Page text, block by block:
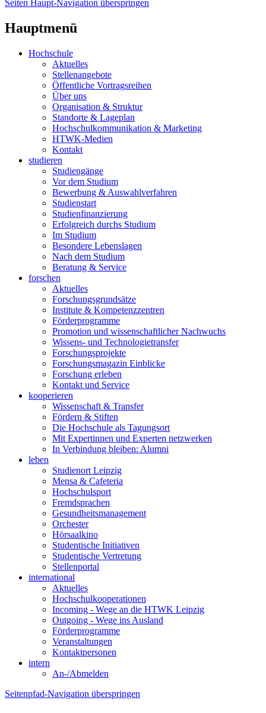
Seiten Haupt-Navigation überspringen
Hauptmenü
Hochschule
Aktuelles
Stellenangebote
Öffentliche Vortragsreihen
Über uns
Organisation & Struktur
Standorte & Lageplan
Hochschulkommunikation & Marketing
HTWK-Medien
Kontakt
studieren
Studiengänge
Vor dem Studium
Bewerbung & Auswahlverfahren
Studienstart
Studienfinanzierung
Erfolgreich durchs Studium
Im Studium
Besondere Lebenslagen
Nach dem Studium
Beratung & Service
forschen
Aktuelles
Forschungsgrundsätze
Institute & Kompetenzzentren
Förderprogramme
Promotion und wissenschaftlicher Nachwuchs
Wissens- und Technologietransfer
Forschungsprojekte
Forschungsmagazin Einblicke
Forschung erleben
Kontakt und Service
kooperieren
Wissenschaft & Transfer
Fördern & Stiften
Die Hochschule als Tagungsort
Mit Expertinnen und Experten netzwerken
In Verbindung bleiben: Alumni
leben
Studienort Leipzig
Mensa & Cafeteria
Hochschulsport
Fremdsprachen
Gesundheitsmanagement
Orchester
Hörsaalkino
Studentische Initiativen
Studentische Vertretung
Stellenportal
international
Aktuelles
Hochschulkooperationen
Incoming - Wege an die HTWK Leipzig
Outgoing - Wege ins Ausland
Förderprogramme
Veranstaltungen
Kontaktpersonen
intern
An-/Abmelden
Seitenpfad-Navigation überspringen